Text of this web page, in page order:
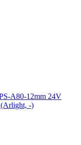
A80-12mm 24V
(Arlight, -)